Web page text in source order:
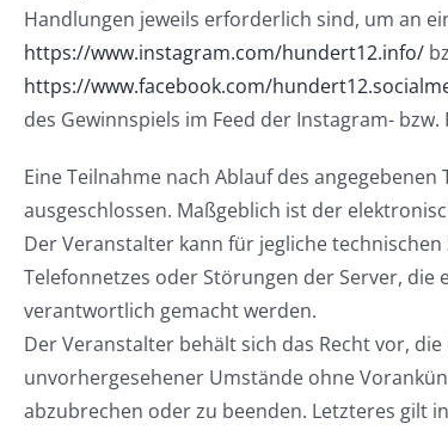
Handlungen jeweils erforderlich sind, um an
https://www.instagram.com/hundert12.info/
https://www.facebook.com/
des Gewinnspiels im Feed der Instagram-
Eine Teilnahme nach Ablauf des
ausgeschlossen. Maßgeblich ist der
Der Veranstalter kann für jegliche technischen
Telefonnetzes oder Störungen der Server,
verantwortlich gemacht werden.
Der Veranstalter behält sich das Recht vor,
unvorhergesehener Umstände ohne
abzubrechen oder zu beenden. Letzteres gilt